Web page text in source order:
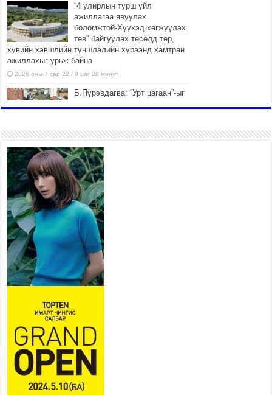
“4 улирлын турш үйл
ажиллагаа явуулах
боломжтой-Хүүхэд хөгжүүлэх
төв” байгуулах төсөлд төр,
хувийн хэвшлийн түншлэлийн хүрээнд хамтран
ажиллахыг урьж байна
2026 оны 7 сар 22 / 9 цаг 28 минут
Б.Пүрэвдагва: “Урт цагаан”-ыг
2026 оны 7 сар 21 / 16 цаг 47 минут
Тусгай замын автобус /BRT/
төслийн удирдах хорооны
ээлжит хуралдаан боллоо
2026 оны 7 сар 21 / 16 цаг 43 минут
Ерөнхий сайд Н.Учрал БНХАУ-
аас Монгол Улсад суугаа
Элчин сайд Шэнь
Миньжюанийг хүлээн авч
уулзав
2026 оны 7 сар 21 / 16 цаг 39 минут
БҮГД НАЙРАМДАХ ТАЖИКИСТАН УЛСТАЙ
ЭДИЙН ЗАСГИЙН ХАМТЫН АЖИЛЛАГААГ
ӨРГӨЖҮҮЛНЭ
2026 оны 7 сар 21 / 16 цаг 34 минут
26,992 суралцагч хотхоны бага сургуульд, 8100
суралцагч төрөлжсөн ахлах сургуульд
суралцана
2026 оны 7 сар 21 / 13 цаг 43 минут